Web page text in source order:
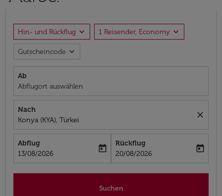
Hin- und Rückflug expand_more 1 Reisender, Economy expand_more
Gutscheincode expand_more
Ab
Abflugort auswählen
Nach
Konya (KYA), Türkei
close
Abflug
fc-booking-departure-date-aria-label
13/08/2026
today
Rückflug
fc-booking-return-date-aria-label
20/08/2026
today
Suchen